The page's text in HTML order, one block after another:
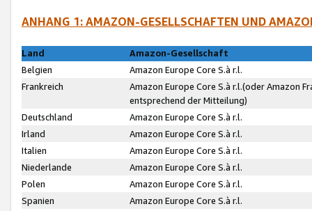
ANHANG 1: AMAZON-GESELLSCHAFTEN UND
Land
Amazon-Gesellschaft
Belgien
Amazon Europe Core S.à r.l.
Frankreich
Amazon Europe Core S.à r.l.(oder Amazon
entsprechend der Mitteilung)
Deutschland
Amazon Europe Core S.à r.l.
Irland
Amazon Europe Core S.à r.l.
Italien
Amazon Europe Core S.à r.l.
Niederlande
Amazon Europe Core S.à r.l.
Polen
Amazon Europe Core S.à r.l.
Spanien
Amazon Europe Core S.à r.l.